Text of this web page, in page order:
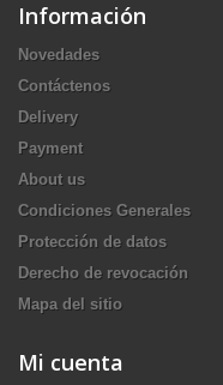
Información
Novedades
Contáctenos
Delivery
Payment
About us
Condiciones Generales
Protección de datos
Derecho de revocación
Mapa del sitio
Mi cuenta